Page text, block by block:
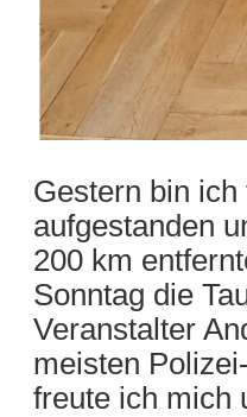
Gestern bin
aufgestanden
200 km
Sonntag die
Veranstalter
meisten
freute ich mich